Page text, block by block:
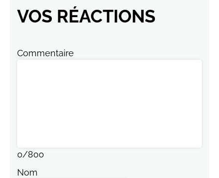
VOS RÉACTIONS
Commentaire
0/800
Nom